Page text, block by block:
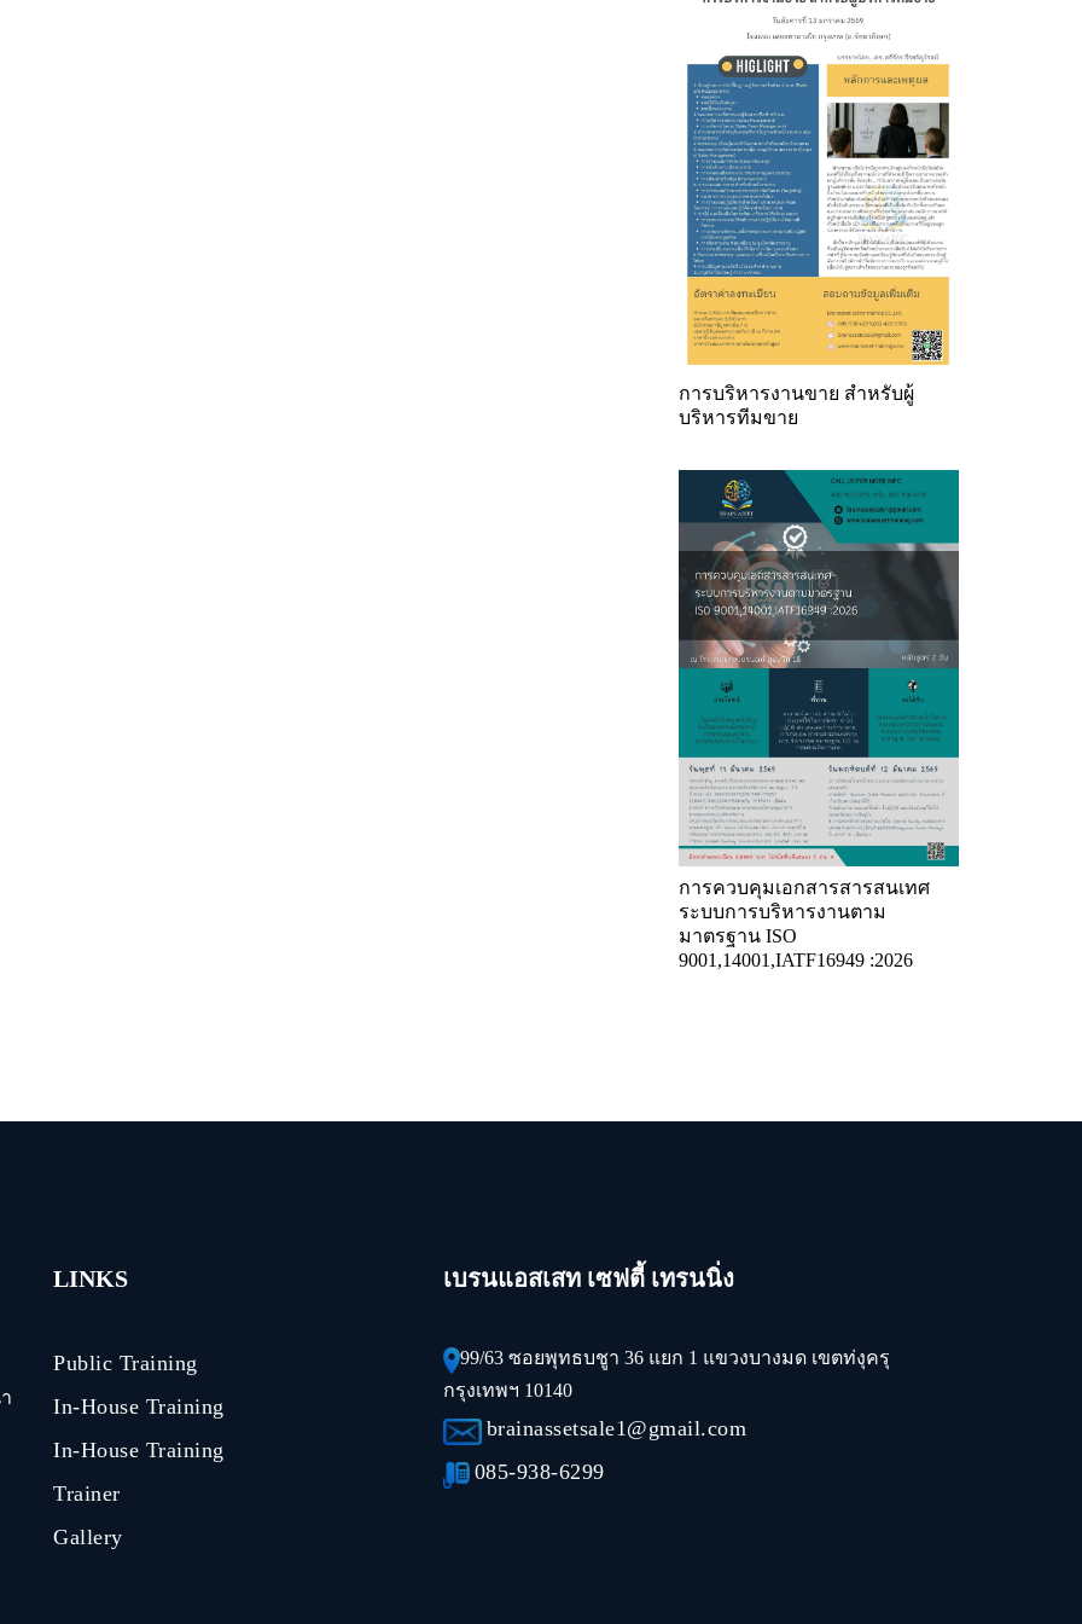
การบริหารงานขาย สำหรับผู้
บริหารทีมขาย
การควบคุมเอกสารสารสนเทศ
ระบบการบริหารงานตาม
มาตรฐาน ISO
9001,14001,IATF16949 :2026
LINKS
Public Training
In-House Training
In-House Training
Trainer
Gallery
เบรนแอสเสท เซฟตี้ เทรนนิ่ง
99/63 ซอยพุทธบชูา 36 แยก 1 แขวงบางมด เขตท่งุครุ
กรุงเทพฯ 10140
brainassetsale1@gmail.com
085-938-6299